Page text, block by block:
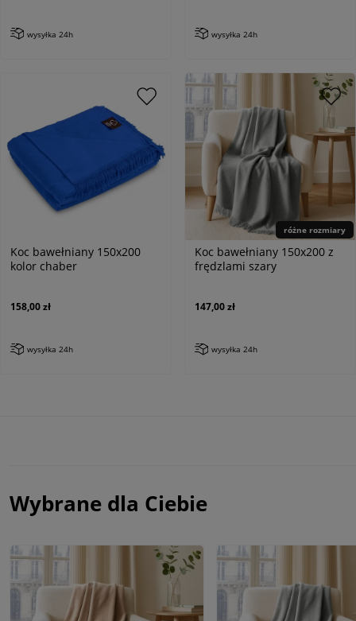
wysyłka 24h wysyłka 24h
Koc bawełniany 150x200
kolor chaber
158,00 zł
wysyłka 24h
różne rozmiary
Koc bawełniany 150x200 z
frędzlami szary
147,00 zł
wysyłka 24h
Wybrane dla Ciebie